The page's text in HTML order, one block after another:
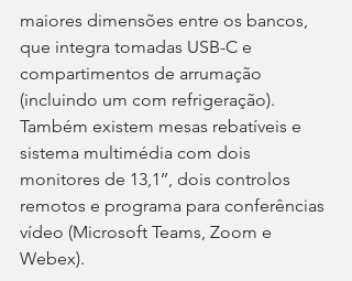
maiores dimensões entre os bancos,
que integra tomadas USB-C e
compartimentos de arrumação
(incluindo um com refrigeração).
Também existem mesas rebatíveis e
sistema multimédia com dois
monitores de 13,1’’, dois controlos
remotos e programa para conferências
vídeo (Microsoft Teams, Zoom e
Webex).